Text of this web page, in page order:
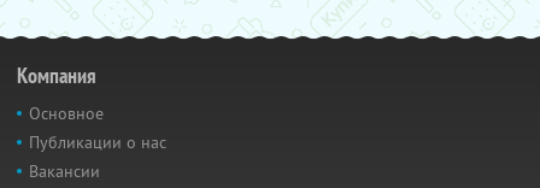
Компания
Основное
Публикации о нас
Вакансии